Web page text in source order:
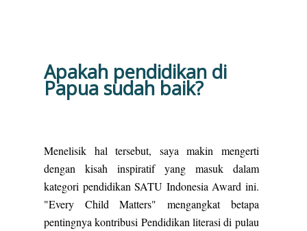
Apakah pendidikan di
Papua sudah baik?
Menelisik hal tersebut, saya makin mengerti
dengan kisah inspiratif yang masuk dalam
kategori pendidikan SATU Indonesia Award ini.
"Every Child Matters" mengangkat betapa
pentingnya kontribusi Pendidikan literasi di pulau